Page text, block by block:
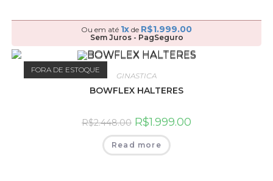
Ou em até 1x de R$1.999.00
Sem Juros - PagSeguro
FORA DE ESTOQUE
GINASTICA
BOWFLEX HALTERES
R$2.448.00 R$1.999.00
Read more